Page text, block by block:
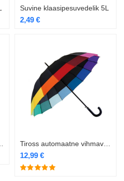
Suvine klaasipesuvedelik 5L
2,49 €
12,99 €